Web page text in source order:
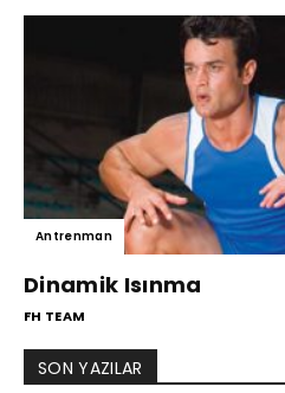
Antrenman
Dinamik Isınma
FH TEAM
SON YAZILAR